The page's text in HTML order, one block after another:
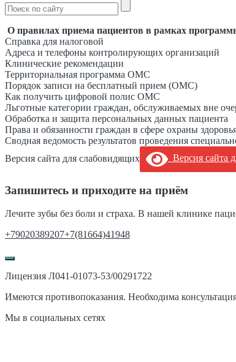
О правилах приема пациентов в рамках
Справка для налоговой
Адреса и телефоны контролирующих организаций
Клинические рекомендации
Территориальная программа ОМС
Порядок записи на бесплатный прием (ОМС)
Как получить цифровой полис ОМС
Льготные категории граждан, обслуживаемых вне
Обработка и защита персональных данных пациента
Права и обязанности граждан в сфере охраны
Сводная ведомость результатов проведения
Версия сайта для слабовидящих
Версия сайта
Запишитесь и приходите на приём
Лечите зубы без боли и страха. В нашей клинике
+79020389207+7(81664)41948
Лицензия Л041-01073-53/00291722
Имеются противопоказания. Необходима
Мы в социальных сетях